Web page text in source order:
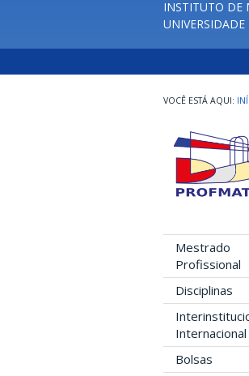
INSTITUTO DE
Mestrado
Profissional
Disciplinas
Internacional
Bolsas